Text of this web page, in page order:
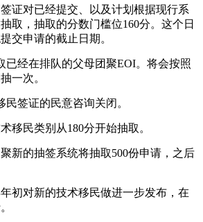
证对已经提交、以及计划根据现行系
取，抽取的分数门槛位160分。这个日
交申请的截止日期。
已经在排队的父母团聚EOI。将会按照
一次。
民签证的民意咨询关闭。
移民类别从180分开始抽取。
新的抽签系统将抽取500份申请，之后
初对新的技术移民做进一步发布，在